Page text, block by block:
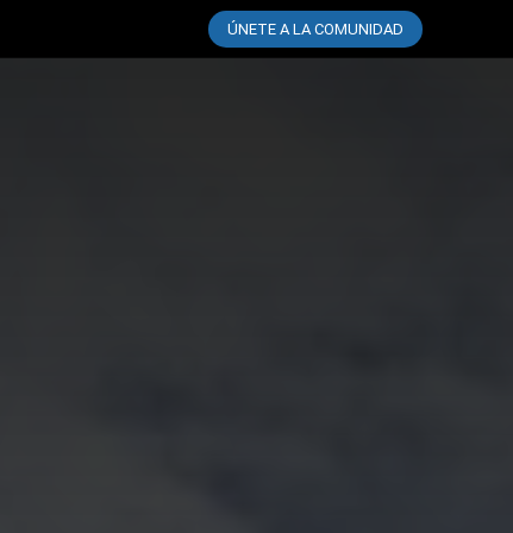
ÚNETE A LA COMUNIDAD